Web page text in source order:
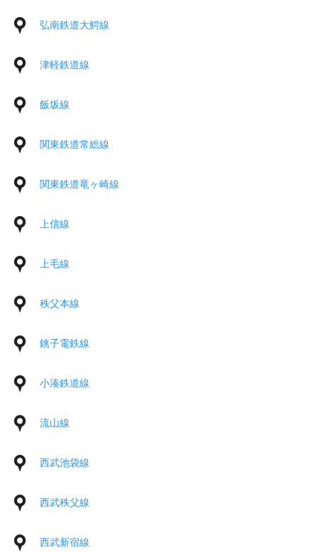
弘南鉄道大鰐線
津軽鉄道線
飯坂線
関東鉄道常総線
関東鉄道竜ヶ崎線
上信線
上毛線
秩父本線
銚子電鉄線
小湊鉄道線
流山線
西武池袋線
西武秩父線
西武新宿線